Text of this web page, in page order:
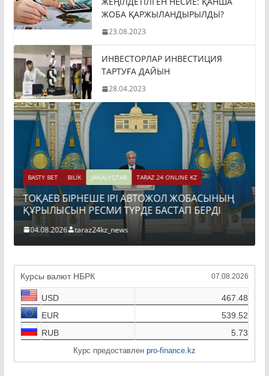
ЖОБА ҚАРЖЫЛАНДЫРЫЛДЫ?
23.08.2023
ИНВЕСТОРЛАР ИНВЕСТИЦИЯ
ТАРТУҒА ДАЙЫН
28.04.2023
BASTY BET BILİK JAŃALYQTAR TARAZ 24 ONLINE KZ
ТОҚАЕВ БІРНЕШЕ ІРІ АВТОЖОЛ ЖОБАСЫНЫҢ
ҚҰРЫЛЫСЫН РЕСМИ ТҮРДЕ БАСТАП БЕРДІ
04.08.2026 taraz24kz_news
Курсы валют НБРК 07.08.2026
USD
467.48
EUR
539.52
RUB
5.73
Курс предоставлен pro-finance.kz